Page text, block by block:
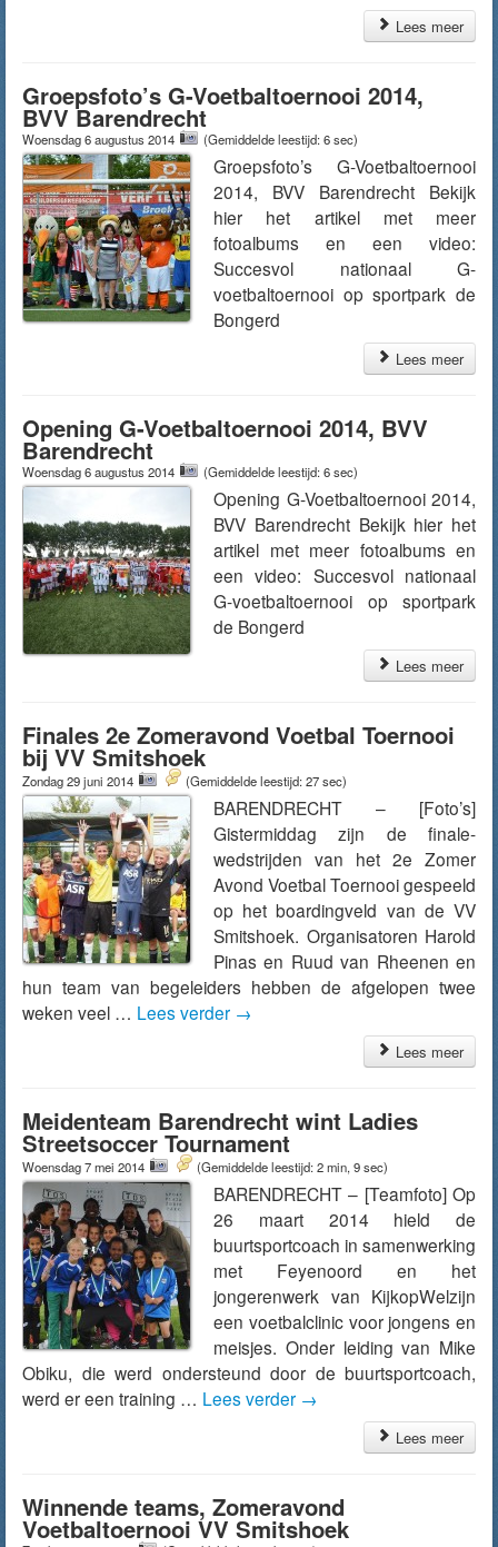
Lees meer
Groepsfoto’s G-Voetbaltoernooi 2014,
BVV Barendrecht
Woensdag 6 augustus 2014 (Gemiddelde leestijd: 6 sec)
Groepsfoto’s G-Voetbaltoernooi
2014, BVV Barendrecht Bekijk
hier het artikel met meer
fotoalbums en een video:
Succesvol nationaal G-
voetbaltoernooi op sportpark de
Bongerd
Lees meer
Opening G-Voetbaltoernooi 2014, BVV
Barendrecht
Woensdag 6 augustus 2014 (Gemiddelde leestijd: 6 sec)
Opening G-Voetbaltoernooi 2014,
BVV Barendrecht Bekijk hier het
artikel met meer fotoalbums en
een video: Succesvol nationaal
G-voetbaltoernooi op sportpark
de Bongerd
Lees meer
Finales 2e Zomeravond Voetbal Toernooi
bij VV Smitshoek
Zondag 29 juni 2014 (Gemiddelde leestijd: 27 sec)
BARENDRECHT – [Foto’s]
Gistermiddag zijn de finale-
wedstrijden van het 2e Zomer
Avond Voetbal Toernooi gespeeld
op het boardingveld van de VV
Smitshoek. Organisatoren Harold
Pinas en Ruud van Rheenen en
hun team van begeleiders hebben de afgelopen twee
weken veel … Lees verder →
Lees meer
Meidenteam Barendrecht wint Ladies
Streetsoccer Tournament
Woensdag 7 mei 2014 (Gemiddelde leestijd: 2 min, 9 sec)
BARENDRECHT – [Teamfoto] Op
26 maart 2014 hield de
buurtsportcoach in samenwerking
met Feyenoord en het
jongerenwerk van KijkopWelzijn
een voetbalclinic voor jongens en
meisjes. Onder leiding van Mike
Obiku, die werd ondersteund door de buurtsportcoach,
werd er een training … Lees verder →
Lees meer
Winnende teams, Zomeravond
Voetbaltoernooi VV Smitshoek